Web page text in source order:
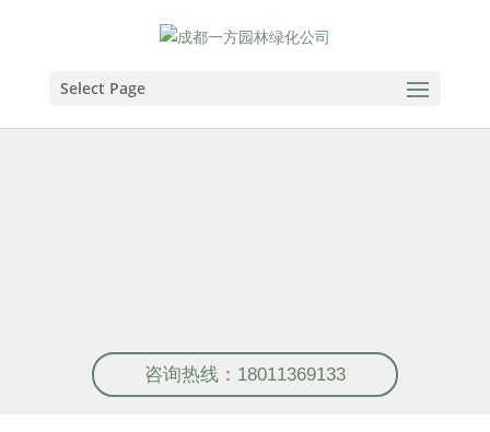
Select Page
咨询热线：18011369133